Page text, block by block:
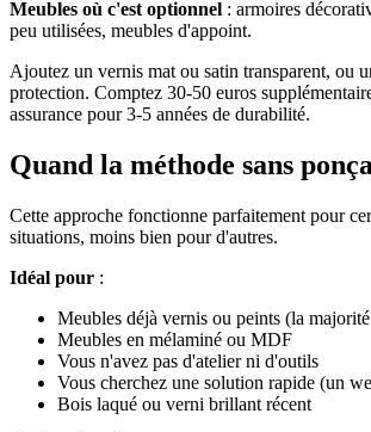
Meubles où c'est optionnel : armoires
peu utilisées, meubles d'appoint.
Ajoutez un vernis mat ou satin transparent, ou
protection. Comptez 30-50 euros
assurance pour 3-5 années de durabilité.
Quand la méthode sans
Cette approche fonctionne parfaitement pour
situations, moins bien pour d'autres.
Idéal pour :
Meubles déjà vernis ou peints (la
Meubles en mélaminé ou MDF
Vous n'avez pas d'atelier ni d'outils
Vous cherchez une solution rapide (un
Bois laqué ou verni brillant récent